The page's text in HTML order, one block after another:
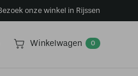
onze winkel in Rijssen
Winkelwagen 0